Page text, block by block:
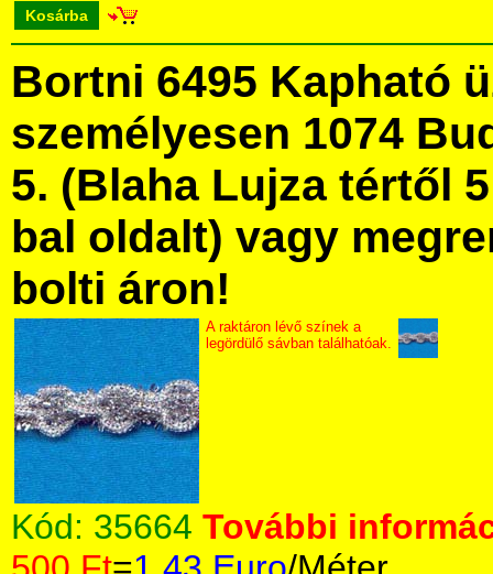
Kosárba
Bortni 6495 Kapható
személyesen 1074
5. (Blaha Lujza tértől
bal oldalt) vagy
bolti áron!
A raktáron lévő színek a
legördülő sávban találhatóak.
Kód: 35664 További